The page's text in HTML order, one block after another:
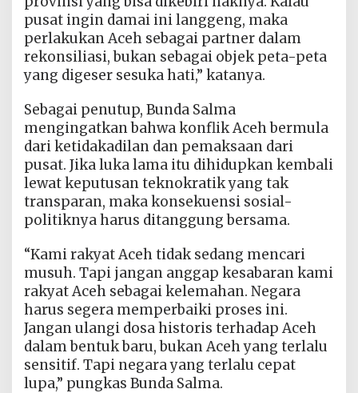
pusat ingin damai ini langgeng, maka
perlakukan Aceh sebagai partner dalam
rekonsiliasi, bukan sebagai objek peta-peta
yang digeser sesuka hati,” katanya.
Sebagai penutup, Bunda Salma
mengingatkan bahwa konflik Aceh bermula
dari ketidakadilan dan pemaksaan dari
pusat. Jika luka lama itu dihidupkan kembali
lewat keputusan teknokratik yang tak
transparan, maka konsekuensi sosial-
politiknya harus ditanggung bersama.
“Kami rakyat Aceh tidak sedang mencari
musuh. Tapi jangan anggap kesabaran kami
rakyat Aceh sebagai kelemahan. Negara
harus segera memperbaiki proses ini.
Jangan ulangi dosa historis terhadap Aceh
dalam bentuk baru, bukan Aceh yang terlalu
sensitif. Tapi negara yang terlalu cepat
lupa,” pungkas Bunda Salma.